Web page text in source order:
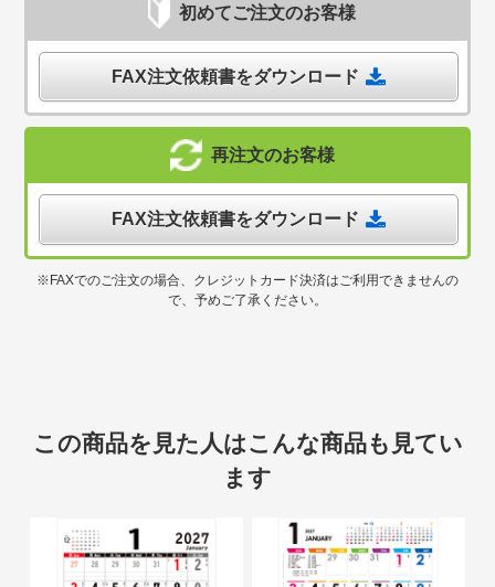
初めてご注文のお客様
FAX注文依頼書をダウンロード
再注文のお客様
FAX注文依頼書をダウンロード
※FAXでのご注文の場合、クレジットカード決済はご利用できませんの
で、予めご了承ください。
この商品を見た人はこんな商品も見てい
ます